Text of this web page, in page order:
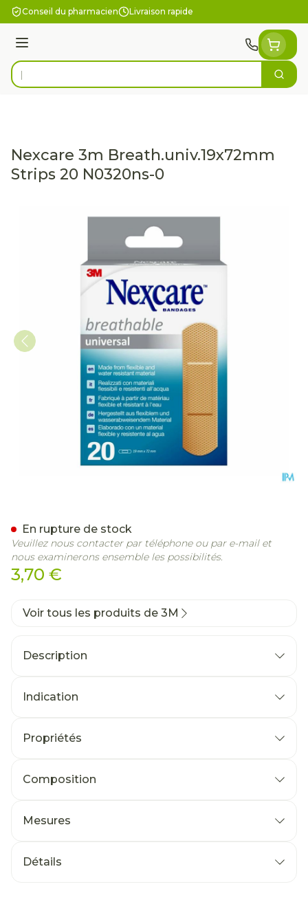
Aller au contenu
Conseil du pharmacien Livraison rapide
Menu
Rechercher
Nexcare 3m Breath.univ.19x72mm
Strips 20 N0320ns-0
3,70 €
En rupture de stock
Veuillez nous contacter par téléphone ou par e-mail et
nous examinerons ensemble les possibilités.
Voir tous les produits de 3M
Description
Indication
Propriétés
Composition
Mesures
Détails